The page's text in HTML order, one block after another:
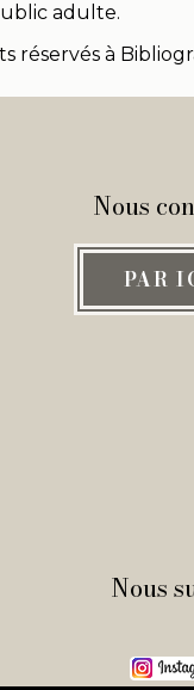
adulte.
réservés à
Nous
PAR
Nous